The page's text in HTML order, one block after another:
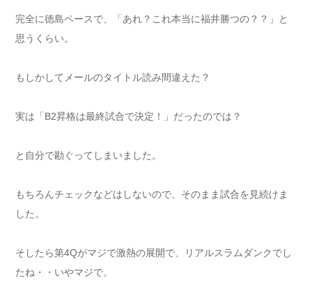
完全に徳島ペースで、「あれ？これ本当に福井勝つの？？」と
思うくらい。
もしかしてメールのタイトル読み間違えた？
実は「B2昇格は最終試合で決定！」だったのでは？
と自分で勘ぐってしまいました。
もちろんチェックなどはしないので、そのまま試合を見続けま
した。
そしたら第4Qがマジで激熱の展開で、リアルスラムダンクでし
たね・・いやマジで。